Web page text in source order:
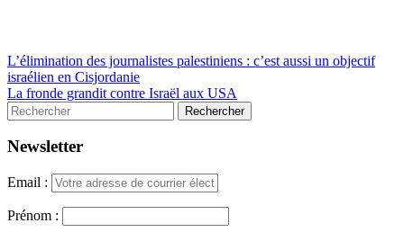
L’élimination des journalistes palestiniens : c’est aussi un objectif
israélien en Cisjordanie
La fronde grandit contre Israël aux USA
Newsletter
Email :
Prénom :